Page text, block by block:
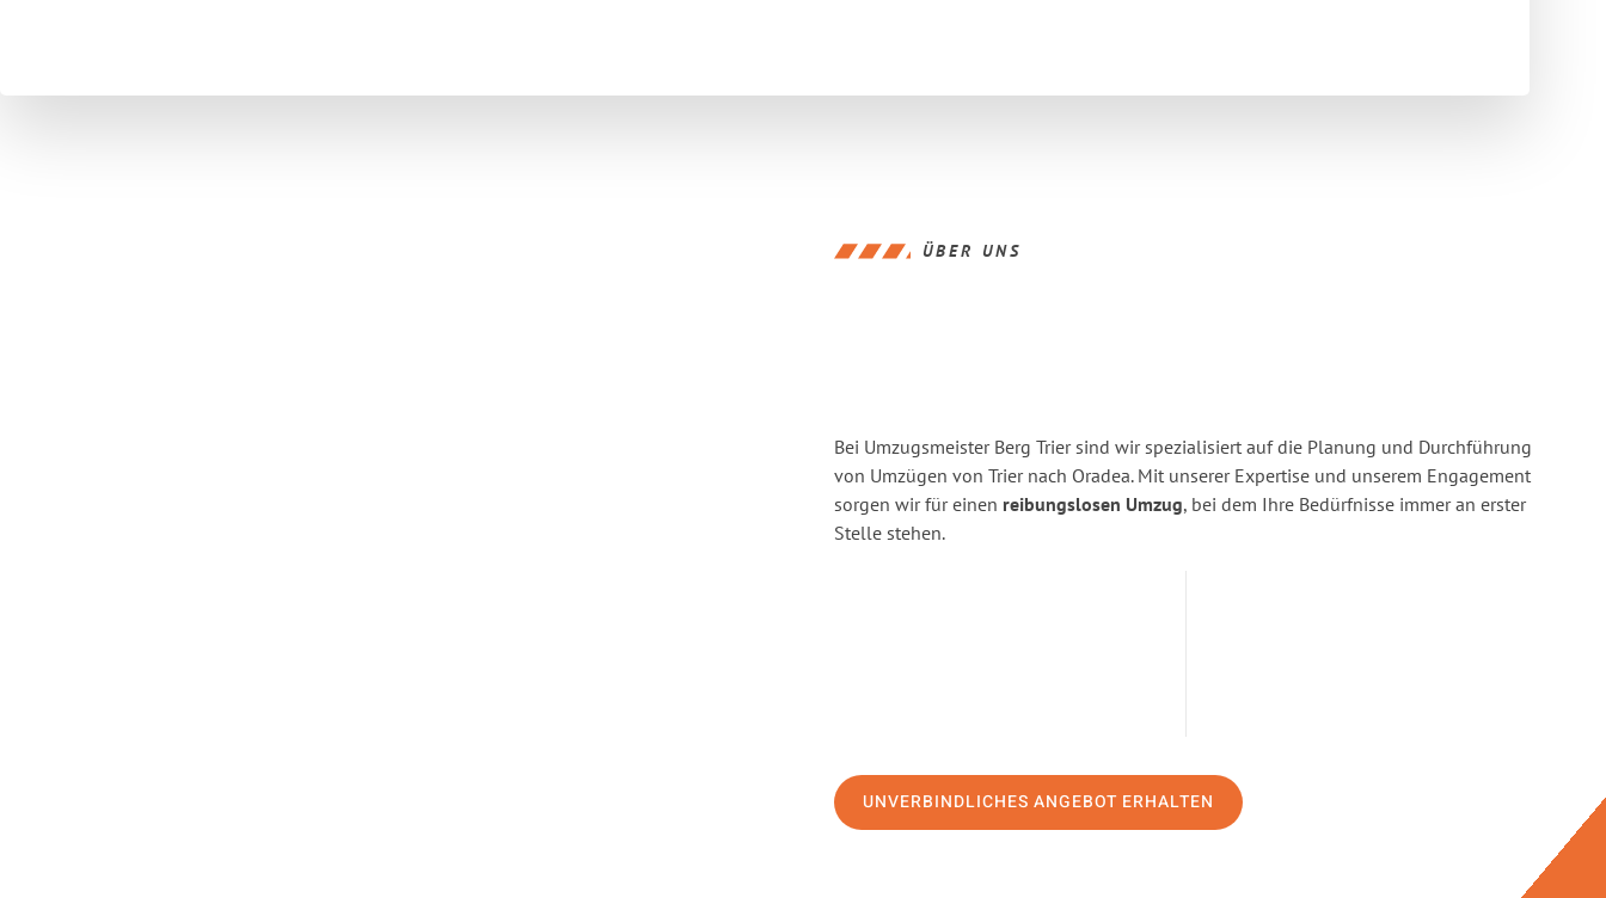
ÜBER UNS
Bei Umzugsmeister Berg Trier sind wir spezialisiert auf die Planung und Durchführung
von Umzügen von Trier nach Oradea. Mit unserer Expertise und unserem Engagement
sorgen wir für einen reibungslosen Umzug, bei dem Ihre Bedürfnisse immer an erster
Stelle stehen.
UNVERBINDLICHES ANGEBOT ERHALTEN